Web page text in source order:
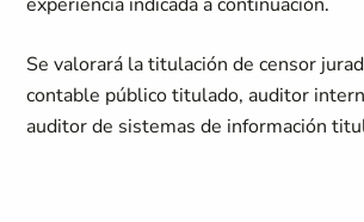
Se valorará la titulación de censor
contable público titulado, auditor
auditor de sistemas de información